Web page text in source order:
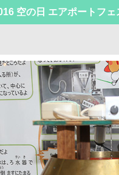
空の日 エアポートフ